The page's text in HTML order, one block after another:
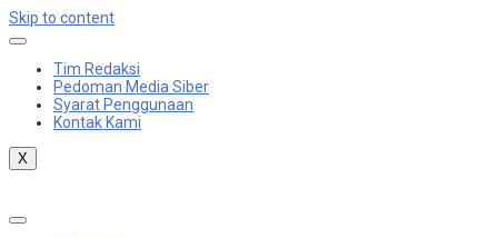
Skip to content
Tim Redaksi
Pedoman Media Siber
Syarat Penggunaan
Kontak Kami
X